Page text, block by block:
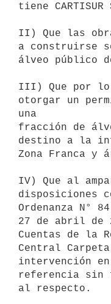
tiene CARTISUR
II) Que las
a construirse
álveo público
III) Que por lo
otorgar un
una
fracción de
destino a la
Zona Franca y
IV) Que al
disposiciones
Ordenanza N°
27 de abril de
Cuentas de la
Central
intervención
referencia sin
al respecto.